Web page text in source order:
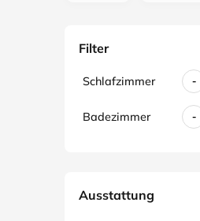
Filter
Schlafzimmer -
Badezimmer -
Ausstattung